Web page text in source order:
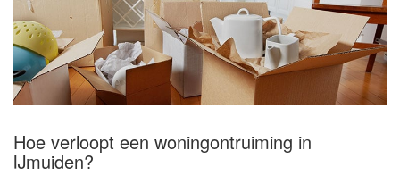
Hoe verloopt een woningontruiming in
IJmuiden?